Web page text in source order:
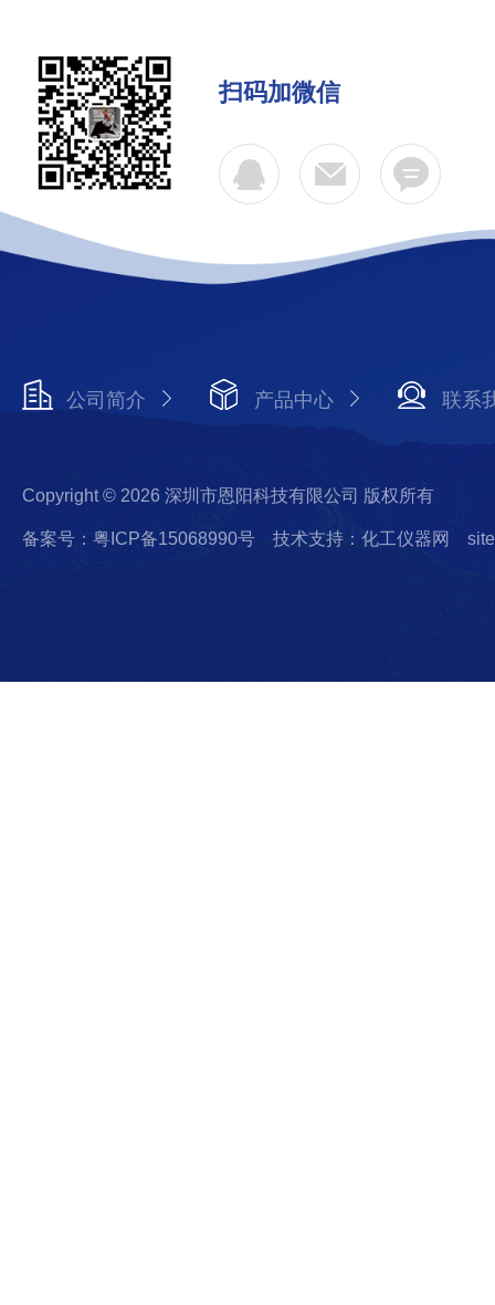
扫码加微信
公司简介 产品中心 联系
Copyright © 2026 深圳市恩阳科技有限公司 版权所有
备案号：粤ICP备15068990号 技术支持：化工仪器网